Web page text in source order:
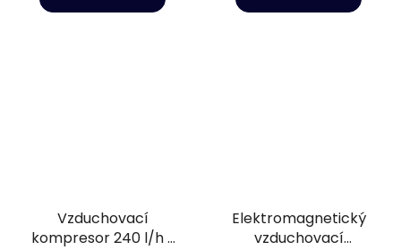
Vzduchovací
kompresor 240 l/h s
Elektromagnetický
vzduchovací